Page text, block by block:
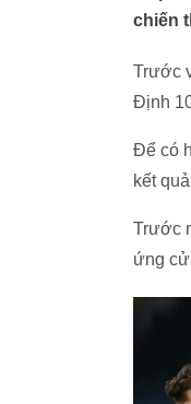
chiến
Trước
Định
Để có
kết
Trước
ứng cử